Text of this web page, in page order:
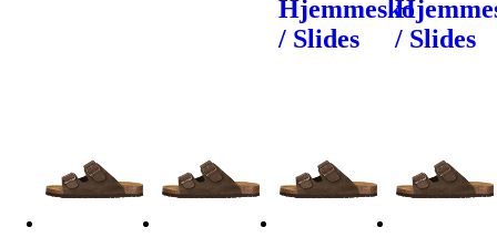
Hjemmesko
/ Slides
/ Slides